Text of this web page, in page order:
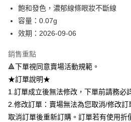
Google Pay
全盈+PAY
相關說明
【關於「AFTEE先享後付」】
AFTEE先享後付是「在收到商品之後才付款
便利好安心！
１．簡單：不需註冊會員、不需綁卡、不需儲
２．便利：只要手機號碼，簡訊認證，即可
全家取貨付款
飽和發色，濃郁線條眼妝不斷線
容量：0.07g
效期：2026-09-06
銷售重點
🔺下單視同意賣場活動規範。
★訂單說明★
1.訂單成立後無法修改，下單前請務必
2.修改訂單：賣場無法為您取消/修改訂
取消訂單後重新訂購。訂單若有使用折